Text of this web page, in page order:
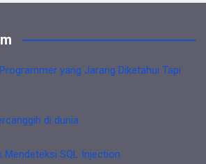
yang Jarang Diketahui Tapi
di dunia
Mendeteksi SQL Injection